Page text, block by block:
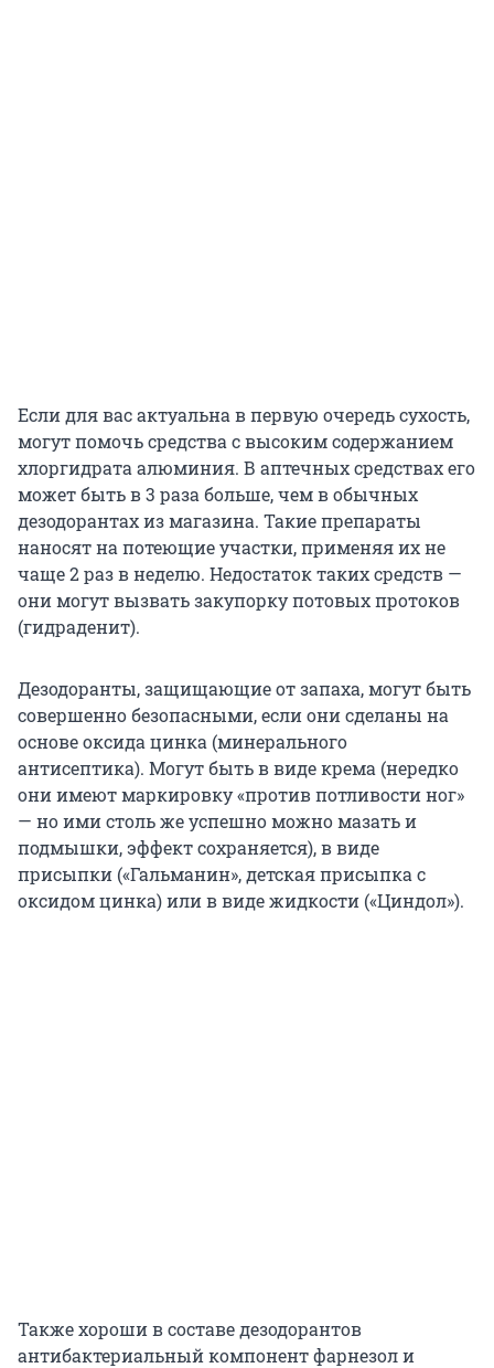
Если для вас актуальна в первую очередь сухость,
могут помочь средства с высоким содержанием
хлоргидрата алюминия. В аптечных средствах его
может быть в 3 раза больше, чем в обычных
дезодорантах из магазина. Такие препараты
наносят на потеющие участки, применяя их не
чаще 2 раз в неделю. Недостаток таких средств —
они могут вызвать закупорку потовых протоков
(гидраденит).
Дезодоранты, защищающие от запаха, могут быть
совершенно безопасными, если они сделаны на
основе оксида цинка (минерального
антисептика). Могут быть в виде крема (нередко
они имеют маркировку «против потливости ног»
— но ими столь же успешно можно мазать и
подмышки, эффект сохраняется), в виде
присыпки («Гальманин», детская присыпка с
оксидом цинка) или в виде жидкости («Циндол»).
Также хороши в составе дезодорантов
антибактериальный компонент фарнезол и